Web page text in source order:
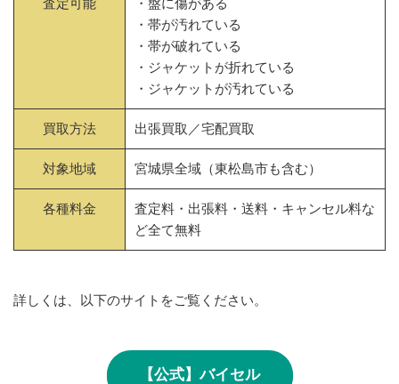
・帯が汚れている
・帯が破れている
・ジャケットが折れている
・ジャケットが汚れている
買取方法 出張買取／宅配買取
対象地域 宮城県全域（東松島市も含む）
各種料金
査定料・出張料・送料・キャンセル料な
ど全て無料
詳しくは、以下のサイトをご覧ください。
【公式】バイセル